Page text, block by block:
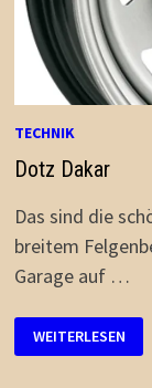
TECHNIK
Dotz Dakar
Das sind die
breitem
Garage auf …
DAKAR
WEITERLESEN